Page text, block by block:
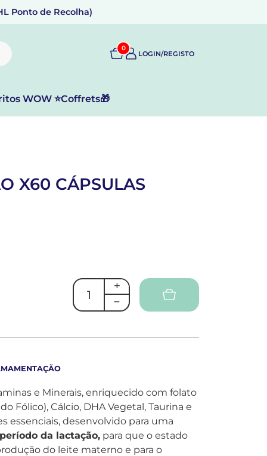
Ponto de Recolha)
0
LOGIN/REGISTO
WOW ⭐Coffrets🎁
X60 CÁPSULAS
e Minerais, enriquecido com folato
Fólico), Cálcio, DHA Vegetal, Taurina e
essenciais, desenvolvido para uma
período da lactação, para que o estado
do leite materno e para o